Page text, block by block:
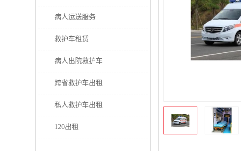
病人运送服务
救护车租赁
病人出院救护车
跨省救护车出租
私人救护车出租
120出租